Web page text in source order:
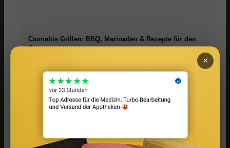
Cannabis Grillen: BBQ, Marinaden & Rezepte für den
Sommer
×